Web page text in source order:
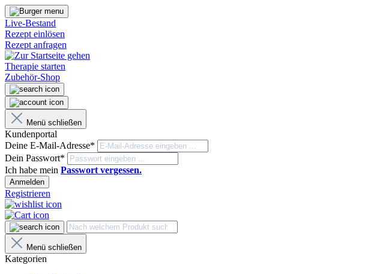
Live-Bestand
Rezept einlösen
Rezept anfragen
Therapie starten
Zubehör-Shop
Menü schließen
Kundenportal
Deine E-Mail-Adresse*
Dein Passwort*
Ich habe mein Passwort vergessen.
Anmelden
Registrieren
Menü schließen
Kategorien